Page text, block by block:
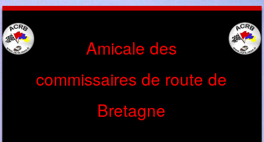
Amicale des
commissaires de route de
Bretagne